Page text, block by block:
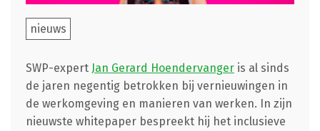
nieuws
SWP-expert Jan Gerard Hoendervangeris al sinds
de jaren negentig betrokken bij vernieuwingen in
de werkomgeving en manieren van werken. In zijn
nieuwste whitepaper bespreekt hij het inclusieve